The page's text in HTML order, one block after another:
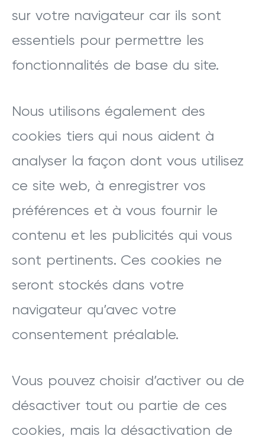
sur votre navigateur car ils sont
essentiels pour permettre les
fonctionnalités de base du site.
Nous utilisons également des
cookies tiers qui nous aident à
analyser la façon dont vous utilisez
ce site web, à enregistrer vos
préférences et à vous fournir le
contenu et les publicités qui vous
sont pertinents. Ces cookies ne
seront stockés dans votre
navigateur qu’avec votre
consentement préalable.
Vous pouvez choisir d’activer ou de
désactiver tout ou partie de ces
cookies, mais la désactivation de